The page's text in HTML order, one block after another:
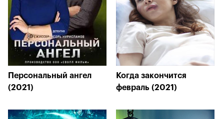
Персональный ангел
(2021)
Когда закончится
февраль (2021)